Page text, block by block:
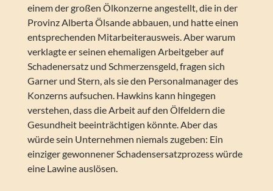
einem der großen Ölkonzerne angestellt, die in der
Provinz Alberta Ölsande abbauen, und hatte einen
entsprechenden Mitarbeiterausweis. Aber warum
verklagte er seinen ehemaligen Arbeitgeber auf
Schadenersatz und Schmerzensgeld, fragen sich
Garner und Stern, als sie den Personalmanager des
Konzerns aufsuchen. Hawkins kann hingegen
verstehen, dass die Arbeit auf den Ölfeldern die
Gesundheit beeinträchtigen könnte. Aber das
würde sein Unternehmen niemals zugeben: Ein
einziger gewonnener Schadensersatzprozess würde
eine Lawine auslösen.